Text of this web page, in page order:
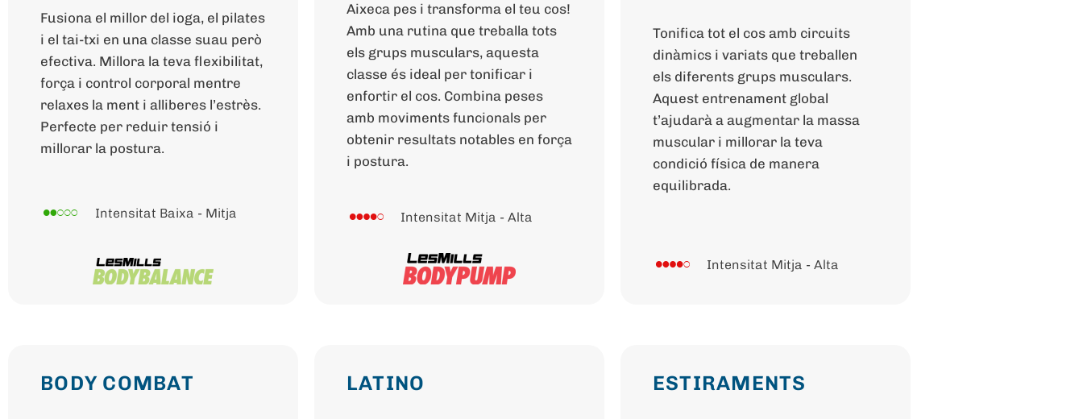
Fusiona el millor del ioga, el pilates
i el tai-txi en una classe suau però
efectiva. Millora la teva flexibilitat,
força i control corporal mentre
relaxes la ment i alliberes l’estrès.
Perfecte per reduir tensió i
millorar la postura.
Intensitat Baixa - Mitja
Aixeca pes i transforma el teu cos!
Amb una rutina que treballa tots
els grups musculars, aquesta
classe és ideal per tonificar i
enfortir el cos. Combina peses
amb moviments funcionals per
obtenir resultats notables en força
i postura.
Intensitat Mitja - Alta
Tonifica tot el cos amb circuits
dinàmics i variats que treballen
els diferents grups musculars.
Aquest entrenament global
t’ajudarà a augmentar la massa
muscular i millorar la teva
condició física de manera
equilibrada.
Intensitat Mitja - Alta
BODY COMBAT LATINO ESTIRAMENTS